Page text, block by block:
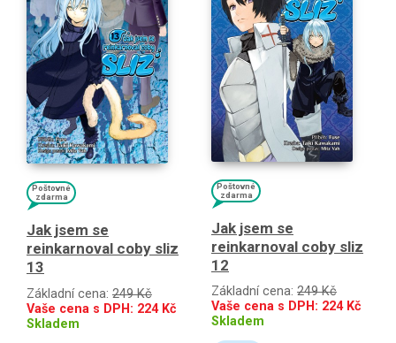
Poštovné
zdarma
Jak jsem se
reinkarnoval coby sliz
13
Základní cena: 249 Kč
Vaše cena s DPH: 224Kč
Skladem
Poštovné
zdarma
Jak jsem se
reinkarnoval coby sliz
12
Základní cena: 249 Kč
Vaše cena s DPH: 224Kč
Skladem